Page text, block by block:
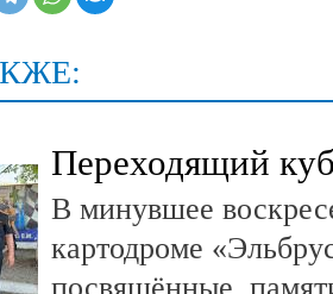
Переходящий
В минувшее
картодроме